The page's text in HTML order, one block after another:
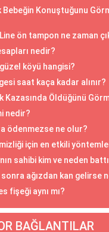
Bebeğin Konuştuğunu
ön tampon ne zaman
nedir?
köyü hangisi?
saat kaça kadar alınır?
Kazasında Öldüğünü
nedir?
ödenmezse ne olur?
için en etkili
sahibi kim ve neden
ağızdan kan gelirse
fişeği aynı mı?
BAĞLANTILAR